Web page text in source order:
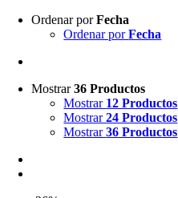
Ordenar porFecha
Ordenar porFecha
Mostrar36 Productos
Mostrar 12 Productos
Mostrar24 Productos
Mostrar36 Productos